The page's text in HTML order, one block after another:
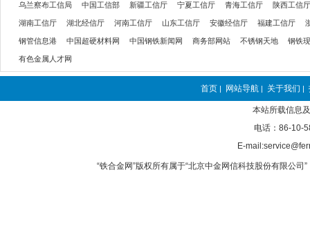
乌兰察布工信局 中国工信部 新疆工信厅 宁夏工信厅 青海工信厅 陕西工信厅
湖南工信厅 湖北经信厅 河南工信厅 山东工信厅 安徽经信厅 福建工信厅
钢管信息港 中国超硬材料网 中国钢铁新闻网 商务部网站 不锈钢天地 钢铁
有色金属人才网
首页 | 网站导航 | 关于我们 |
本站所载信息
电话：86-10-
E-
“铁合金网”版权所有属于“北京中金网信科技股份有限公司